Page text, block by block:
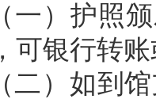
（一）护照
， 可银行转
（二） 如到